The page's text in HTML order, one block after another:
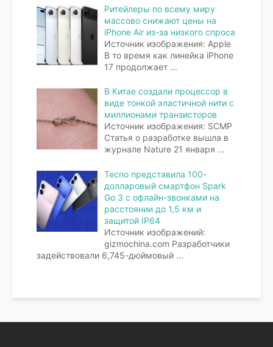
Ритейлеры по всему миру
массово снижают цены на
iPhone Air из-за низкого спроса
Источник изображения: Apple
В то время как линейка iPhone
17 продолжает ...
В Китае создали процессор в
виде тонкой эластичной нити с
миллионами транзисторов
Источник изображения: SCMP
Статья о разработке вышла в
журнале Nature 21 января ...
Tecno представила 100-
долларовый смартфон Spark
Go 3 с офлайн-звонками на
расстоянии до 1,5 км и
защитой IP64
Источник изображений:
gizmochina.com Разработчики
задействовали 6,745-дюймовый ...